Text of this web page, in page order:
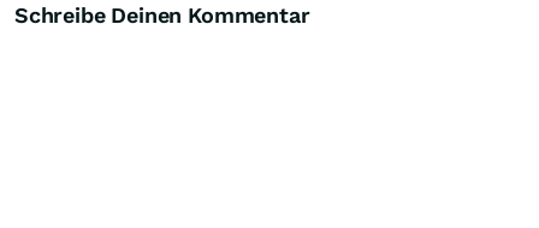
Schreibe Deinen Kommentar